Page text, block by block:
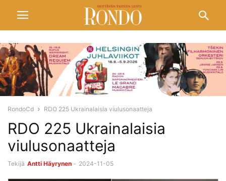
RondoCd RDO 225 Ukrainalaisia viulusonaatteja
RDO 225 Ukrainalaisia
viulusonaatteja
Tekijä Antti Häyrynen - 2024-11-05